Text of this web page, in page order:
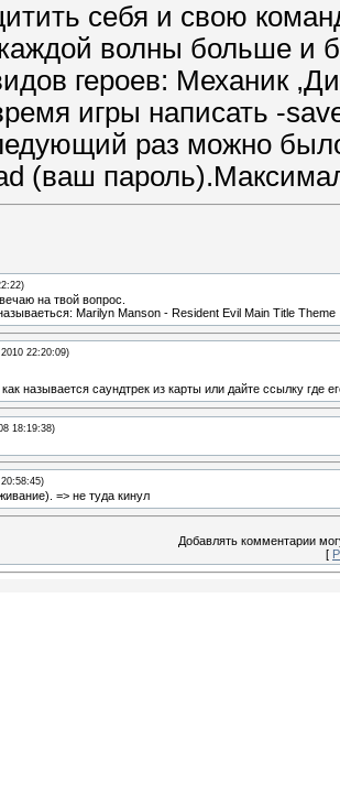
себя и свою
волны больше и
героев: Механик
игры написать -
раз можно было
(ваш
на твой вопрос.
Marilyn Manson - Resident Evil Main Title Theme
22:20:09)
называется саундтрек из карты или дайте ссылку где
18:19:38)
=> не туда кинул
Добавлять комментарии
[